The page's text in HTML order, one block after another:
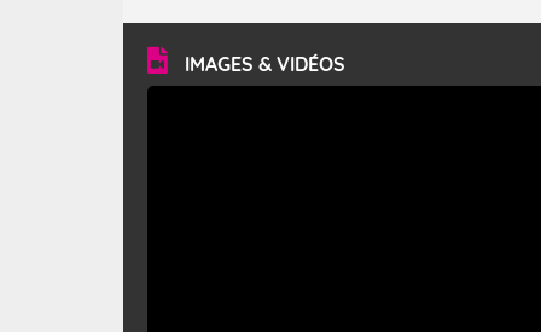
vitesse moyenne de 50 km/h et atteindre 80 à 100 km/h
en rafales, parfois davantage. Il parcourt la basse vallée
du Rhône et la Provence et envahit le littoral
méditerranéen à partir de la Camargue.
IMAGES & VIDÉOS